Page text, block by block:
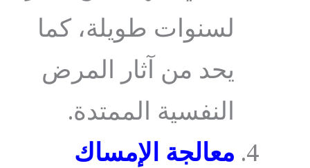
لسنوات طويلة، كما
يحد من آثار المرض
النفسية الممتدة.
معالجة الإمساك